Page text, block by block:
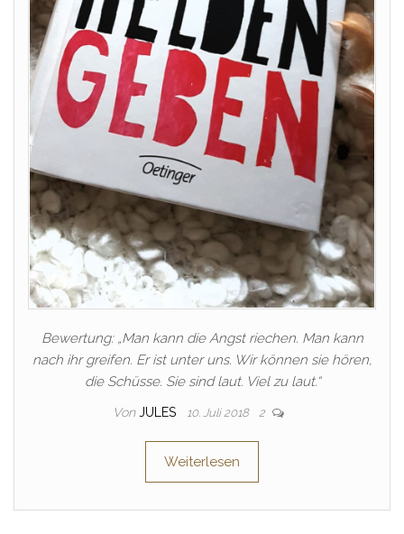
Bewertung: „Man kann die Angst riechen. Man kann
nach ihr greifen. Er ist unter uns. Wir können sie hören,
die Schüsse. Sie sind laut. Viel zu laut.“
Von JULES 10. Juli 2018 2
Weiterlesen